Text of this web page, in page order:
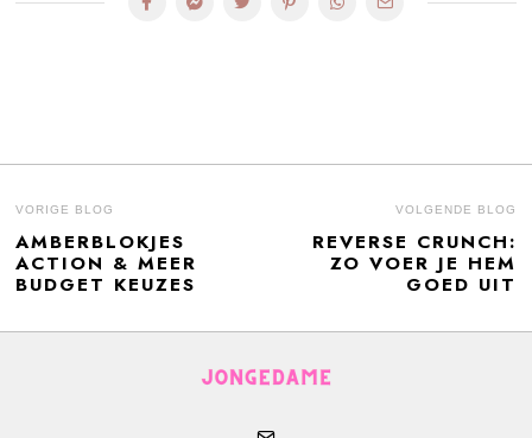
BERICHT
NAVIGATIE
VORIGE BLOG
Previous
post:
AMBERBLOKJES
ACTION & MEER
BUDGET KEUZES
VOLGENDE BLOG
REVERSE CRUNCH:
ZO VOER JE HEM
GOED UIT